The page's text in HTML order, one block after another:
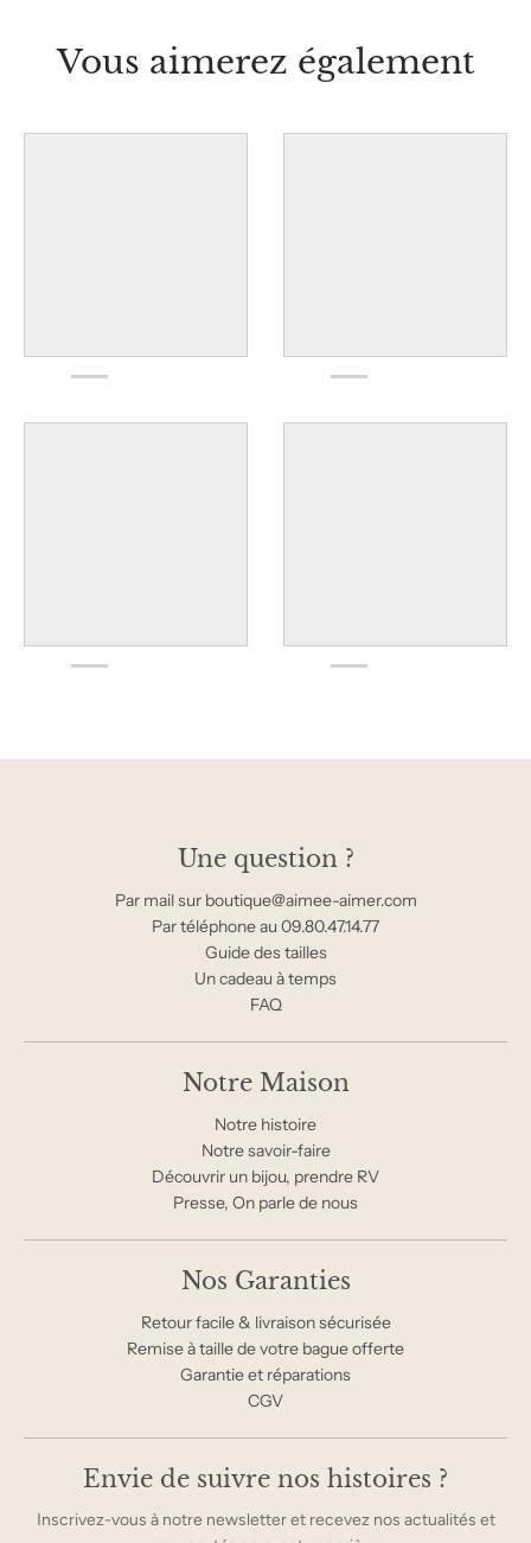
Vous aimerez également
Une question ?
Par mail sur boutique@aimee-aimer.com
Par téléphone au 09.80.47.14.77
Guide des tailles
Un cadeau à temps
FAQ
Notre Maison
Notre histoire
Notre savoir-faire
Découvrir un bijou, prendre RV
Presse, On parle de nous
Nos Garanties
Retour facile & livraison sécurisée
Remise à taille de votre bague offerte
Garantie et réparations
CGV
Envie de suivre nos histoires ?
Inscrivez-vous à notre newsletter et recevez nos actualités et